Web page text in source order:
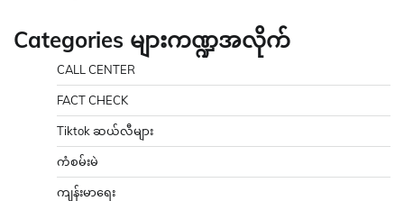
Categories များကဏ္ဍအလိုက်
CALL CENTER
FACT CHECK
Tiktok ဆယ်လီများ
ကံစမ်းမဲ
ကျန်းမာရေး